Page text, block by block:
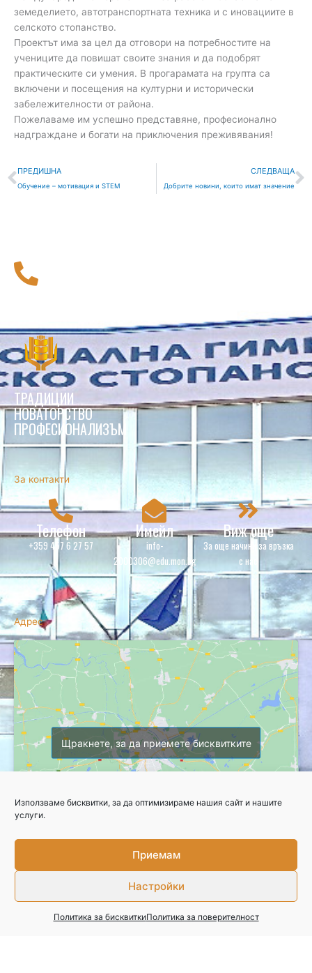
Използваме бисквитки, за да оптимизираме нашия сайт и нашите
услуги.
Приемам
Настройки
Политика за бисквиткиПолитика за поверителност
земеделието, автотранспортната техника и с иновациите в
селското стопанство.
Проектът има за цел да отговори на потребностите на
учениците да повишат своите знания и да подобрят
практическите си умения. В прогарамата на групта са
включени и посещения на културни и исторически
забележителности от района.
Пожелаваме им успешно представяне, професионално
надграждане и богати на приключения преживявания!
Prev
ПРЕДИШНА
Обучение – мотивация и STEM
СЛЕДВАЩА
Добрите новини, които имат значение
116 111
ТРАДИЦИИ
НОВАТОРСТВО
ПРОФЕСИОНАЛИЗЪМ
За контакти
Телефон
+359 457 6 27 57
Имейл
info-
2000306@edu.mon.bg
Виж още
За още начини за връзка
с нас
Адрес
Щракнете, за да приемете бисквитките
Свържете се с нас